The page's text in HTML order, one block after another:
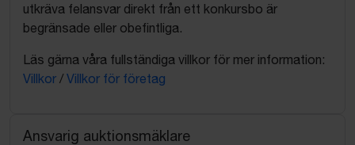
utkräva felansvar direkt från ett konkursbo är
begränsade eller obefintliga.
Läs gärna våra fullständiga villkor för mer information:
Villkor / Villkor för företag
Ansvarig auktionsmäklare